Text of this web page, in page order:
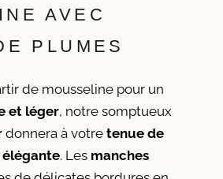
AVEC
PLUMES
de mousseline pour un
et léger, notre somptueux
donnera à votre tenue de
élégante. Les manches